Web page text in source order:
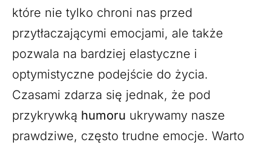
które nie tylko chroni nas przed
przytłaczającymi emocjami, ale także
pozwala na bardziej elastyczne i
optymistyczne podejście do życia.
Czasami zdarza się jednak, że pod
przykrywką humoru ukrywamy nasze
prawdziwe, często trudne emocje. Warto